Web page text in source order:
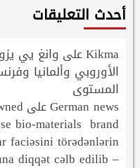
أحدث التعليقات
Kikmaعلى وانغ يي
الأوروبي وألمانيا
المستوى
German newsعلى
bio-materials brand
faciəsini törədənlərin
diqqət cəlb edilib –